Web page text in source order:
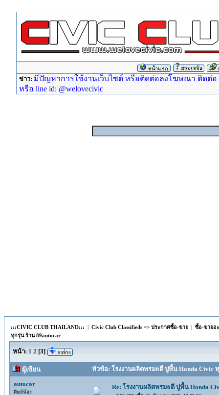
ข่าว: มีปัญหาการใช้งานเว็บไซต์ หรือติดต่อลงโฆษณา ติดต่อ
หรือ line id: @welovecivic
:::CIVIC CLUB THAILAND::: | Civic Club Classifieds => ประกาศซื้อ-ขาย | ซื้อ-ขายอ
ทุกรุ่น ร้าน 89autocar
หน้า: 1 2 [3]
ผู้เขียน หัวข้อ: โรงงานผลิตพรม6ดี ปูพื้น Honda Civic
autocar
ศิษย์น้อง
Re: โรงงานผลิตพรม6ดี ปูพื้น Honda